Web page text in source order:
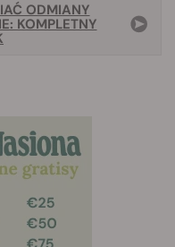
ODMIANY
KOMPLETNY